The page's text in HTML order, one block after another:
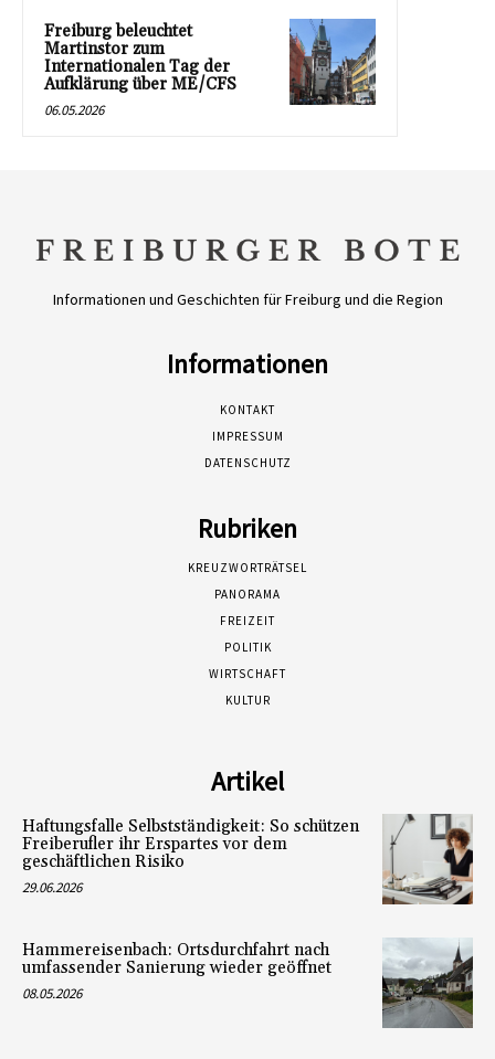
Freiburg beleuchtet
Martinstor zum
Internationalen Tag der
Aufklärung über ME/CFS
06.05.2026
Informationen und Geschichten für Freiburg und die Region
Informationen
KONTAKT
IMPRESSUM
DATENSCHUTZ
Rubriken
KREUZWORTRÄTSEL
PANORAMA
FREIZEIT
POLITIK
WIRTSCHAFT
KULTUR
Artikel
Haftungsfalle Selbstständigkeit: So schützen
Freiberufler ihr Erspartes vor dem
geschäftlichen Risiko
29.06.2026
Hammereisenbach: Ortsdurchfahrt nach
umfassender Sanierung wieder geöffnet
08.05.2026